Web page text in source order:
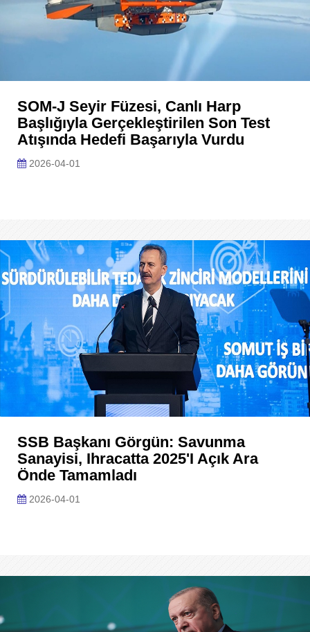
SOM-J Seyir Füzesi, Canlı Harp
Başlığıyla Gerçekleştirilen Son Test
Atışında Hedefi Başarıyla Vurdu
2026-04-01
SSB Başkanı Görgün: Savunma
Sanayisi, Ihracatta 2025'i Açık Ara
Önde Tamamladı
2026-04-01